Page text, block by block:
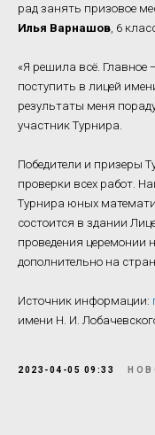
рад занять призовое
Илья Варнашов , 6
«Я решила всё.
поступить в лицей
результаты меня
участник Турнира.
Победители и призеры
проверки всех работ.
Турнира юных
состоится в здании
проведения церемонии
дополнительно на
Источник информации:
имени Н. И.
2023-04-05 09:33